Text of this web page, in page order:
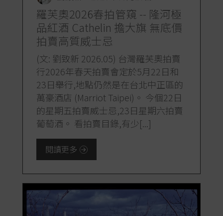
羅芙奧2026春拍管窺 -- 隆河極
品紅酒 Cathelin 擔大旗 無底價
拍賣高質威士忌
(文: 劉致新 2026.05) 台灣羅芙奧拍賣
行2026年春天拍賣會定於5月22日和
23日舉行,地點仍然是在台北中正區的
萬豪酒店 (Marriot Taipei)。 今個22日
的星期五拍賣威士忌,23日星期六拍賣
葡萄酒。 看拍賣目錄,有少[...]
閱讀更多